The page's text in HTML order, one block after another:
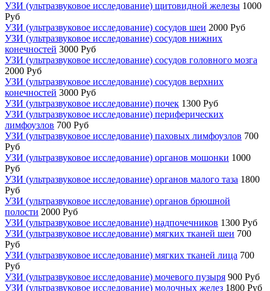
УЗИ (ультразвуковое исследование) щитовидной железы 1000
Руб
УЗИ (ультразвуковое исследование) сосудов шеи 2000 Руб
УЗИ (ультразвуковое исследование) сосудов нижних
конечностей 3000 Руб
УЗИ (ультразвуковое исследование) сосудов головного мозга
2000 Руб
УЗИ (ультразвуковое исследование) сосудов верхних
конечностей 3000 Руб
УЗИ (ультразвуковое исследование) почек 1300 Руб
УЗИ (ультразвуковое исследование) периферических
лимфоузлов 700 Руб
УЗИ (ультразвуковое исследование) паховых лимфоузлов 700
Руб
УЗИ (ультразвуковое исследование) органов мошонки 1000
Руб
УЗИ (ультразвуковое исследование) органов малого таза 1800
Руб
УЗИ (ультразвуковое исследование) органов брюшной
полости 2000 Руб
УЗИ (ультразвуковое исследование) надпочечников 1300 Руб
УЗИ (ультразвуковое исследование) мягких тканей шеи 700
Руб
УЗИ (ультразвуковое исследование) мягких тканей лица 700
Руб
УЗИ (ультразвуковое исследование) мочевого пузыря 900 Руб
УЗИ (ультразвуковое исследование) молочных желез 1800 Руб